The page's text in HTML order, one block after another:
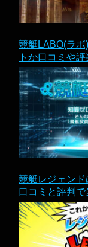
競艇LABO(ラ
トか口コミや評
競艇レジェン
口コミと評判で